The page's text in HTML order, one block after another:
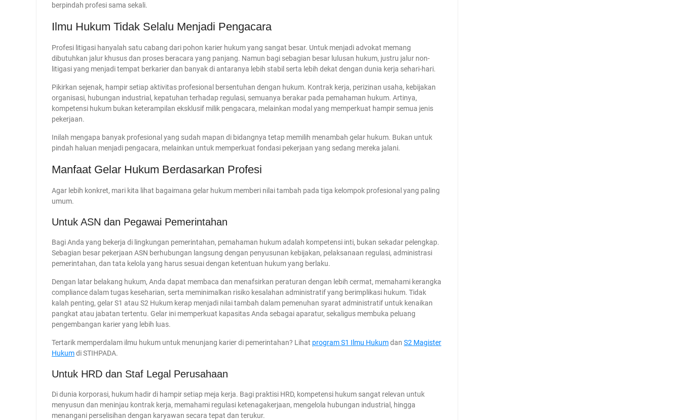
berpindah profesi sama sekali.
Ilmu Hukum Tidak Selalu Menjadi Pengacara
Profesi litigasi hanyalah satu cabang dari pohon karier hukum yang sangat besar. Untuk menjadi advokat memang
dibutuhkan jalur khusus dan proses beracara yang panjang. Namun bagi sebagian besar lulusan hukum, justru jalur non-
litigasi yang menjadi tempat berkarier dan banyak di antaranya lebih stabil serta lebih dekat dengan dunia kerja sehari-hari.
Pikirkan sejenak, hampir setiap aktivitas profesional bersentuhan dengan hukum. Kontrak kerja, perizinan usaha, kebijakan
organisasi, hubungan industrial, kepatuhan terhadap regulasi, semuanya berakar pada pemahaman hukum. Artinya,
kompetensi hukum bukan keterampilan eksklusif milik pengacara, melainkan modal yang memperkuat hampir semua jenis
pekerjaan.
Inilah mengapa banyak profesional yang sudah mapan di bidangnya tetap memilih menambah gelar hukum. Bukan untuk
pindah haluan menjadi pengacara, melainkan untuk memperkuat fondasi pekerjaan yang sedang mereka jalani.
Manfaat Gelar Hukum Berdasarkan Profesi
Agar lebih konkret, mari kita lihat bagaimana gelar hukum memberi nilai tambah pada tiga kelompok profesional yang paling
umum.
Untuk ASN dan Pegawai Pemerintahan
Bagi Anda yang bekerja di lingkungan pemerintahan, pemahaman hukum adalah kompetensi inti, bukan sekadar pelengkap.
Sebagian besar pekerjaan ASN berhubungan langsung dengan penyusunan kebijakan, pelaksanaan regulasi, administrasi
pemerintahan, dan tata kelola yang harus sesuai dengan ketentuan hukum yang berlaku.
Dengan latar belakang hukum, Anda dapat membaca dan menafsirkan peraturan dengan lebih cermat, memahami kerangka
compliance dalam tugas keseharian, serta meminimalkan risiko kesalahan administratif yang berimplikasi hukum. Tidak
kalah penting, gelar S1 atau S2 Hukum kerap menjadi nilai tambah dalam pemenuhan syarat administratif untuk kenaikan
pangkat atau jabatan tertentu. Gelar ini memperkuat kapasitas Anda sebagai aparatur, sekaligus membuka peluang
pengembangan karier yang lebih luas.
Tertarik memperdalam ilmu hukum untuk menunjang karier di pemerintahan? Lihat program S1 Ilmu Hukumdan S2 Magister
Hukumdi STIHPADA.
Untuk HRD dan Staf Legal Perusahaan
Di dunia korporasi, hukum hadir di hampir setiap meja kerja. Bagi praktisi HRD, kompetensi hukum sangat relevan untuk
menyusun dan meninjau kontrak kerja, memahami regulasi ketenagakerjaan, mengelola hubungan industrial, hingga
menangani perselisihan dengan karyawan secara tepat dan terukur.